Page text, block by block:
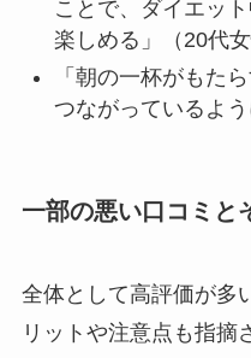
ことで、ダイエッ
楽しめる」（20代女
「朝の一杯がもた
つながっているよ
一部の悪い口コミと
全体として高評価が多
リットや注意点も指摘